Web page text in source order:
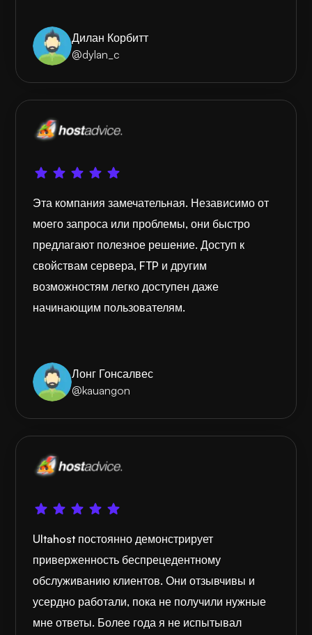
Дилан Корбитт
@dylan_c
Эта компания замечательная. Независимо от
моего запроса или проблемы, они быстро
предлагают полезное решение. Доступ к
свойствам сервера, FTP и другим
возможностям легко доступен даже
начинающим пользователям.
Лонг Гонсалвес
@kauangon
Ultahost постоянно демонстрирует
приверженность беспрецедентному
обслуживанию клиентов. Они отзывчивы и
усердно работали, пока не получили нужные
мне ответы. Более года я не испытывал